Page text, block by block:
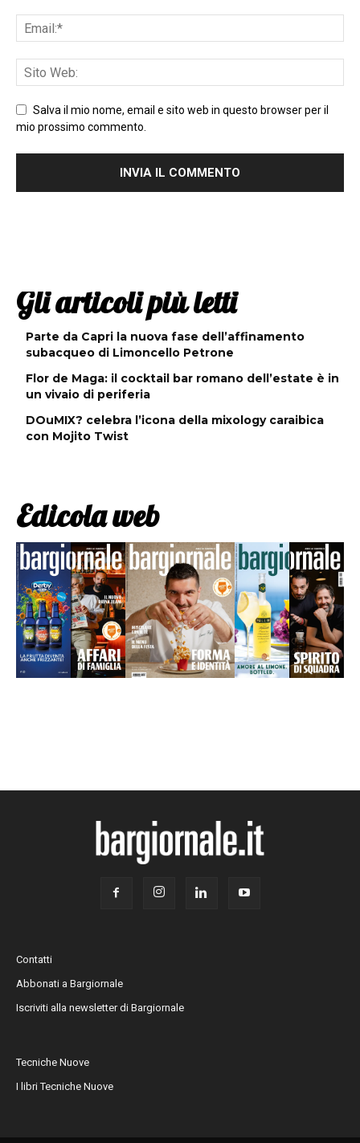
Salva il mio nome, email e sito web in questo browser per il
mio prossimo commento.
Gli articoli più letti
Parte da Capri la nuova fase dell’affinamento
subacqueo di Limoncello Petrone
Flor de Maga: il cocktail bar romano dell’estate è in
un vivaio di periferia
DOuMIX? celebra l’icona della mixology caraibica
con Mojito Twist
Edicola web
Contatti
Abbonati a Bargiornale
Iscriviti alla newsletter di Bargiornale
Tecniche Nuove
I libri Tecniche Nuove